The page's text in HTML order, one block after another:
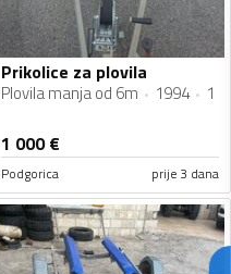
Prikolice za plovila
Plovila manja od 6m 1994 1
1 000€
Podgorica prije 3 dana